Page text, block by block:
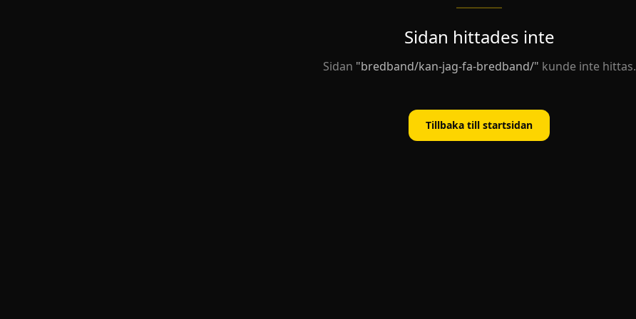
Sidan hittades inte
Sidan "bredband/kan-jag-fa-bredband/" kunde inte hittas.
Tillbaka till startsidan